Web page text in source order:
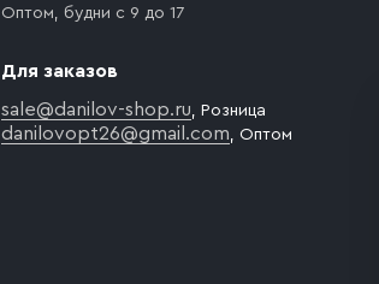
Оптом, будни с 9 до 17
Для заказов
sale@danilov-shop.ru, Розница
danilovopt26@gmail.com, Оптом